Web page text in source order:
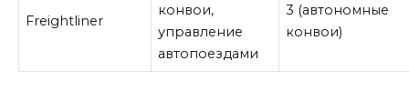
Freightliner
конвои,
управление
автопоездами
3 (автономные
конвои)